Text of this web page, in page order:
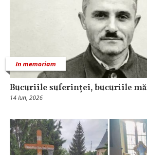
In memoriam
Bucuriile suferinței, bucuriile
14 Iun, 2026